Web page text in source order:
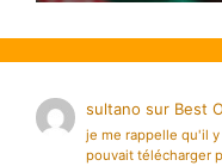
sultano sur Best
je me rappelle qu'il
pouvait télécharger